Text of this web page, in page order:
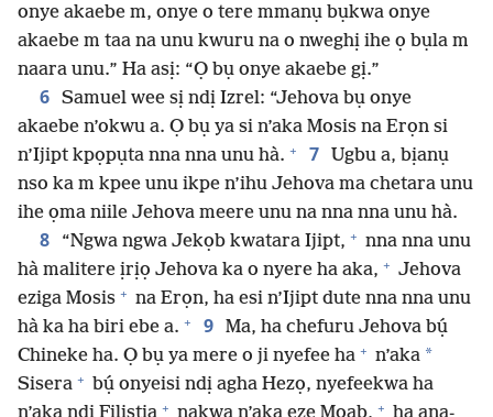
onye akaebe m, onye o tere mmanụ bụkwa onye
akaebe m taa na unu kwuru na o nweghị ihe ọ bụla m
naara unu.” Ha asị: “Ọ bụ onye akaebe gị.”
6 Samuel wee sị ndị Izrel: “Jehova bụ onye
akaebe n’okwu a. Ọ bụ ya si n’aka Mosis na Erọn si
n’Ijipt kpọpụta nna nna unu hà. + 7
Ugbu a, bịanụ
nso ka m kpee unu ikpe n’ihu Jehova ma chetara unu
ihe ọma niile Jehova meere unu na nna nna unu hà.
8 “Ngwa ngwa Jekọb kwatara Ijipt, + nna nna unu
hà malitere ịrịọ Jehova ka o nyere ha aka, + Jehova
eziga Mosis + na Erọn, ha esi n’Ijipt dute nna nna unu
hà ka ha biri ebe a. + 9 Ma, ha chefuru Jehova bụ́
Chineke ha. Ọ bụ ya mere o ji nyefee ha + n’aka *
Sisera + bụ́ onyeisi ndị agha Hezọ, nyefeekwa ha
+ +